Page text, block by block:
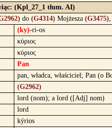
(Kpl_27_1 tłum. AI)
do (G4314) Mojżesza (G3475)
(ky)-ri-os
κύριος
κύριος
Pan
pan, władca, właściciel; Pan (o
(G2962)
lord (nom); a lord ([Adj] nom)
lord
kýrios